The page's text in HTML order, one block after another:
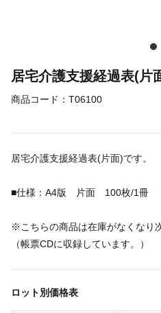
居宅介護支援経過表(片
商品コード： T06100
居宅介護支援経過表(片面)です。
■仕様：A4版 片面 100枚/1冊
※こちらの商品は在庫がなくなり
（帳票CDに収録しています。）
ロット別価格表